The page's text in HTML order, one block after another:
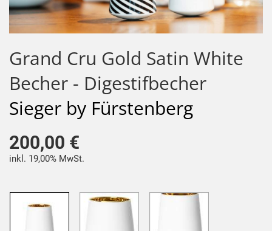
Grand Cru Gold Satin White
Becher - Digestifbecher
Sieger by Fürstenberg
200,00 €
inkl. 19,00% MwSt.